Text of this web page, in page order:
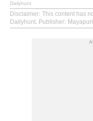
Dailyhunt
Disclaimer: This content has
Dailyhunt. Publisher: Mayapuri